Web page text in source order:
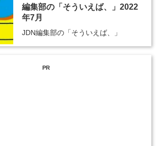
編集部の「そういえば、」2022
年7月
JDN編集部の「そういえば、」
PR